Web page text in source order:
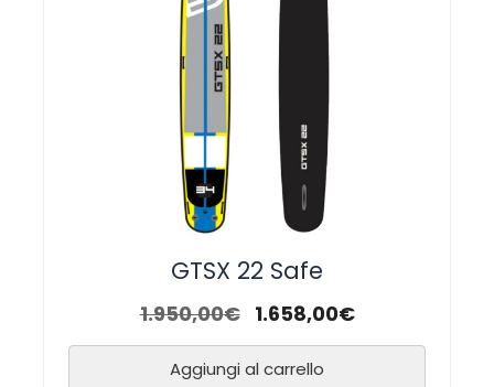
GTSX 22 Safe
1.950,00€ 1.658,00€
Aggiungi al carrello